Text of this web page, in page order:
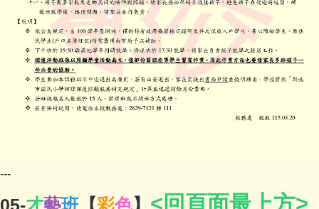
---
05-才藝班 【彩色】 <回頁面最上方>